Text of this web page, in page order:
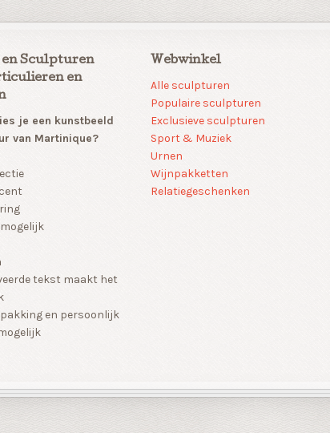
en Sculpturen
en
je een kunstbeeld
van Martinique?
tekst maakt het
en persoonlijk
Webwinkel
Alle sculpturen
Populaire sculpturen
Exclusieve sculpturen
Sport & Muziek
Urnen
Wijnpakketten
Relatiegeschenken